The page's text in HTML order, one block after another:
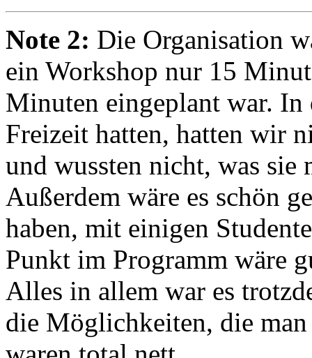
Note 2: Die Organisation
ein Workshop nur 15
Minuten eingeplant war.
Freizeit hatten, hatten wir
und wussten nicht, was sie
Außerdem wäre es schön
haben, mit einigen
Punkt im Programm wäre
Alles in allem war es
die Möglichkeiten, die